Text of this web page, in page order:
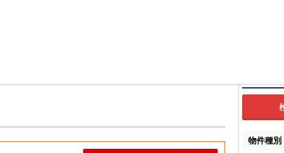
検
物件種別